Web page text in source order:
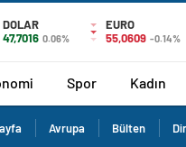
DOLAR
47,7016 0.06%
EURO
55,0609 -0.14%
Spor Kadın
Avrupa Bülten